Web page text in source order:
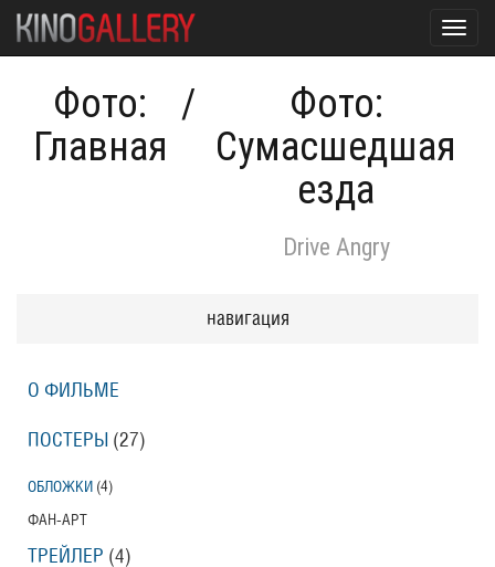
Фото:
Главная
/
Фото:
Сумасшедшая
езда
Drive Angry
навигация
О ФИЛЬМЕ
ПОСТЕРЫ (27)
ОБЛОЖКИ (4)
ФАН-АРТ
ТРЕЙЛЕР (4)